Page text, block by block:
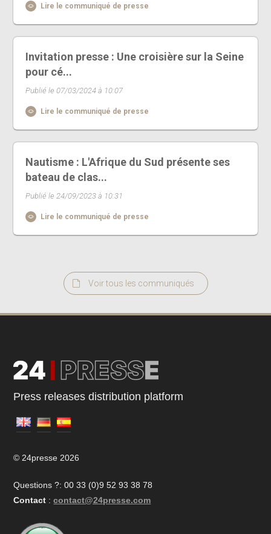
Lire le communiqué de presse
Invitation presse : Une croisière sur la Seine
pour cé...
Publié le 07/03/2024 à 10:07
Lire le communiqué de presse
Nautisme : L'Afrique du Sud présente ses
bateau de clas...
Publié le 24/09/2023 à 10:31
Lire le communiqué de presse
Voir tous les communiqués
Press releases distribution platform
© 24presse 2026
Questions ?: 00 33 (0)9 52 93 38 78
Contact : contact@24presse.com